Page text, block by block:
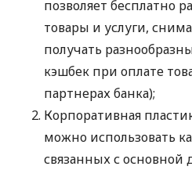
позволяет бесплатно
товары и услуги,
получать
кэшбек при оплате
партнерах банка);
Корпоративная
можно использовать
связанных с основной